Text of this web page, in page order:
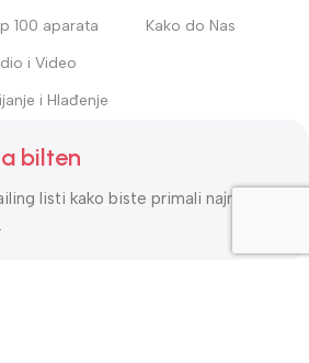
100 aparata
i Video
i Hlađenje
Kako do Nas
bilten
listi kako biste primali najnovija